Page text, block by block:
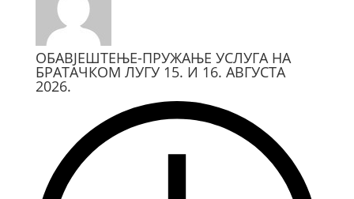
ОБАВЈЕШТЕЊЕ-ПРУЖАЊЕ УСЛУГА НА
БРАТАЧКОМ ЛУГУ 15. И 16. АВГУСТА
2026.